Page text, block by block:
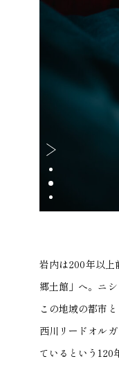
岩内は200年以上
郷土館」へ。ニ
この地域の都市
西川リードオル
ているという120